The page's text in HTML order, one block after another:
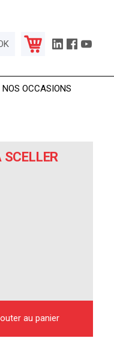
NOS OCCASIONS
SCELLER
au panier